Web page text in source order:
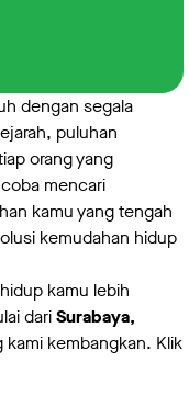
dengan segala
puluhan
orang yang
mencari
kamu yang tengah
kemudahan hidup
kamu lebih
dariSurabaya,
kami kembangkan. Klik